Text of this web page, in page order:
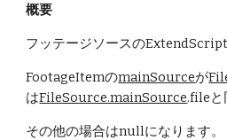
概要
フッテージソースのExtendScript
FootageItemのmainSourceが
はFileSource.mainSource.fileと
その他の場合はnullになります。